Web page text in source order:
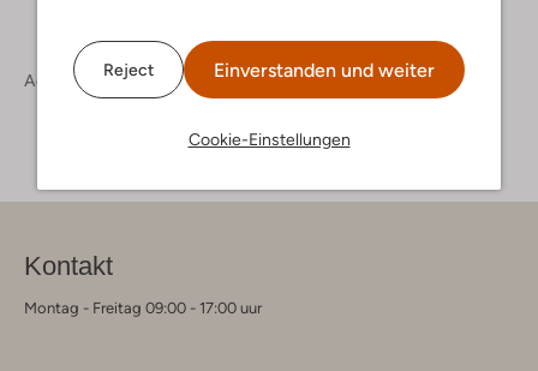
Reject Einverstanden und weiter
Cookie-Einstellungen
Accessoires Herren Accessoires
Kontakt
Montag - Freitag 09:00 - 17:00 uur